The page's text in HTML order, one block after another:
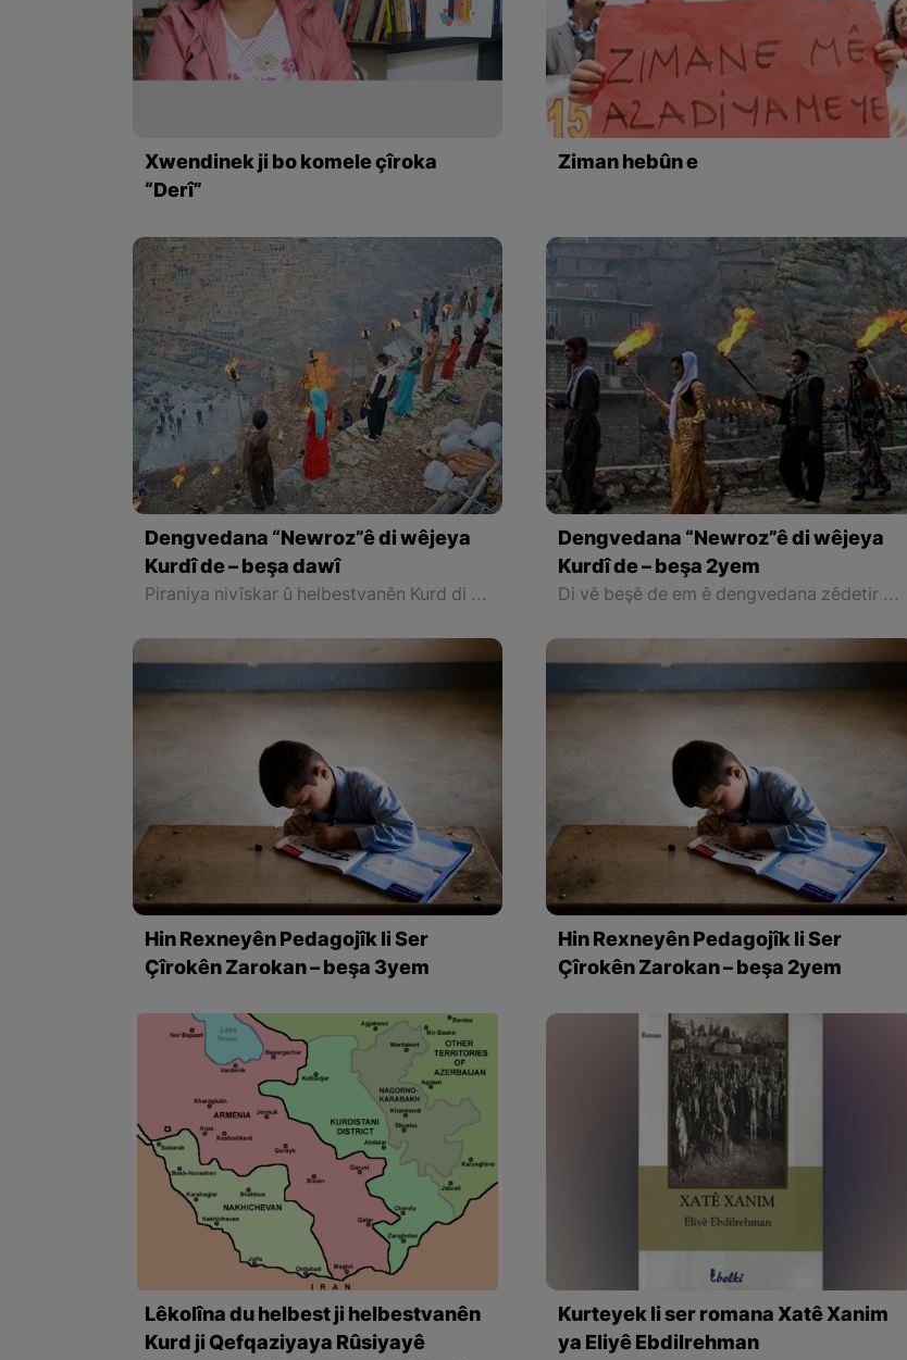
Xwendinek ji bo komele çîroka
“Derî”
Ziman hebûn e
Dengvedana “Newroz”ê di wêjeya
Kurdî de – beşa dawî
Piraniya nivîskar û helbestvanên Kurd di helbest û deqên xwe de behsa Newrozê kirine ku ji ber nebûna derfetê em ê tenê îşareyê bi çend mînak ji helbestên wan bikin. Di dawiyê de ez dixwazim bibêjim ku helbestvanên wek “Muxlîs, Ewnî, Hejar, Zarî, Elî Heseniyanî, Jîla Huseynî, Mihemed Salih Dîlan, Esîrî, Nasir Axabira, Celal Melekşa, Şêrko Bêkes û Ebdulah Paşêw” û hwd, di çend helbestên xwe de behsa Newrozê kirine û bal kişandine ser Kurdistanîbûna Newrozê.
Dengvedana “Newroz”ê di wêjeya
Kurdî de – beşa 2yem
Di vê beşê de em ê dengvedana zêdetir a Newrozê di helbest û deqên Kurdî de rabixine ber çavan. Herwisa pêwîst e em îşare bi wê yekê jî bikin ku tevî wê ku em di vê gotarê de dengvedana “Newroz”ê di edebiyata Kurdî de dibînin, em ê hin nivîskar û helbestvanên xwe binêrin ku mixabin navê hin ji wan hatiye jibîrkirin.
Hin Rexneyên Pedagojîk li Ser
Çîrokên Zarokan – beşa 3yem
Hin Rexneyên Pedagojîk li Ser
Çîrokên Zarokan – beşa 2yem
Lêkolîna du helbest ji helbestvanên
Kurd ji Qefqaziyaya Rûsiyayê
Kurteyek li ser romana Xatê Xanim
ya Eliyê Ebdilrehman